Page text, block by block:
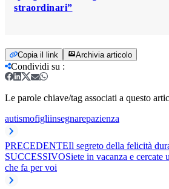
straordinari”
Copia il link Archivia articolo
Condividi su :
Le parole chiave/tag associati a questo
autismofigliinsegnarepazienza
PRECEDENTEIl segreto della felicità
SUCCESSIVOSiete in vacanza e cercate
che fa per voi